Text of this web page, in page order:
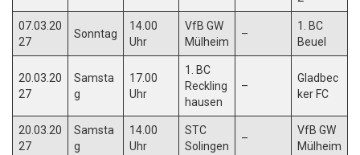
07.03.20
27
Sonntag
14.00
Uhr
VfB GW
Mülheim
–
1. BC
Beuel
20.03.20
27
Samsta
g
17.00
Uhr
1. BC
Reckling
hausen
–
Gladbec
ker FC
20.03.20
27
Samsta
g
14.00
Uhr
STC
Solingen
–
VfB GW
Mülheim